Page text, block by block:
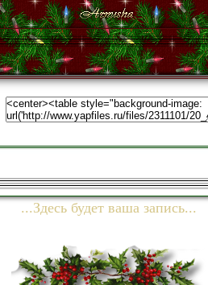
...Здесь будет ваша запись...